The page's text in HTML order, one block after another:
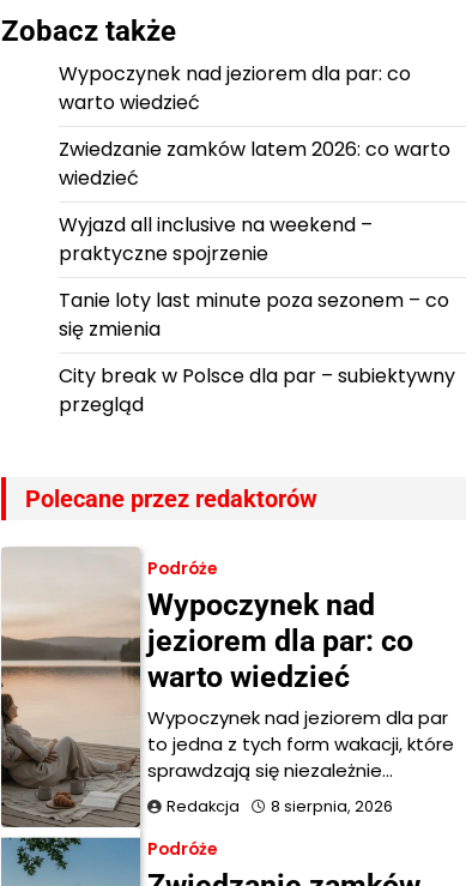
Zobacz także
Wypoczynek nad jeziorem dla par: co
warto wiedzieć
Zwiedzanie zamków latem 2026: co warto
wiedzieć
Wyjazd all inclusive na weekend –
praktyczne spojrzenie
Tanie loty last minute poza sezonem – co
się zmienia
City break w Polsce dla par – subiektywny
przegląd
Polecane przez redaktorów
Podróże
Wypoczynek nad
jeziorem dla par: co
warto wiedzieć
Wypoczynek nad jeziorem dla par
to jedna z tych form wakacji, które
sprawdzają się niezależnie…
Redakcja 8 sierpnia, 2026
Podróże